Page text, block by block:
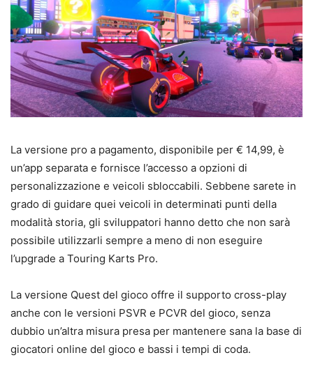
La versione pro a pagamento, disponibile per € 14,99, è
un’app separata e fornisce l’accesso a opzioni di
personalizzazione e veicoli sbloccabili. Sebbene sarete in
grado di guidare quei veicoli in determinati punti della
modalità storia, gli sviluppatori hanno detto che non sarà
possibile utilizzarli sempre a meno di non eseguire
l’upgrade a Touring Karts Pro.
La versione Quest del gioco offre il supporto cross-play
anche con le versioni PSVR e PCVR del gioco, senza
dubbio un’altra misura presa per mantenere sana la base di
giocatori online del gioco e bassi i tempi di coda.